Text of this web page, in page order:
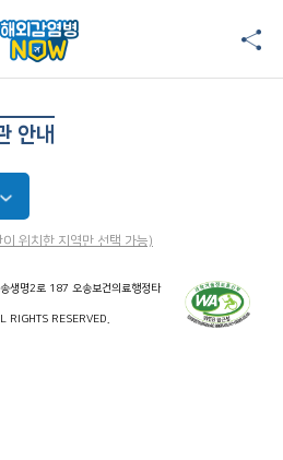
안내
위치한 지역만 선택 가능)
생명2로 187 오송보건의료행정타
RESERVED.